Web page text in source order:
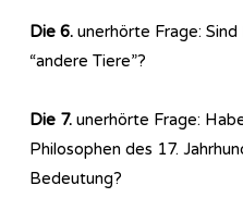
Die 6. unerhörte Frage:
“andere Tiere”?
Die 7. unerhörte Frage:
Philosophen des 17.
Bedeutung?